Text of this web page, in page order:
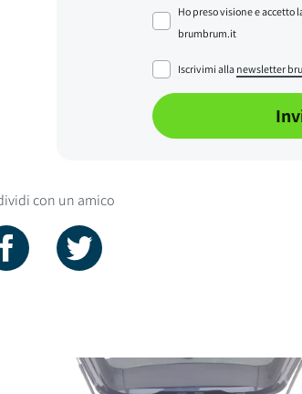
Ho preso visione e accetto
brumbrum.it
Iscrivimi alla newsletter
con un amico